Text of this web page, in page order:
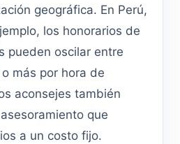
geográfica. En Perú,
los honorarios de
pueden oscilar entre
más por hora de
aconsejes también
que
a un costo fijo.